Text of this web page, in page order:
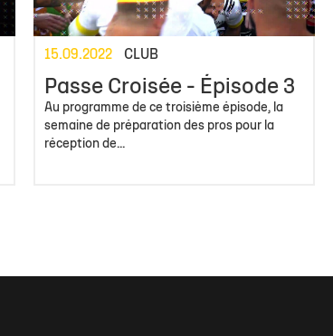
15.09.2022 CLUB
Passe Croisée - Épisode 3
Au programme de ce troisième épisode, la
semaine de préparation des pros pour la
réception de...